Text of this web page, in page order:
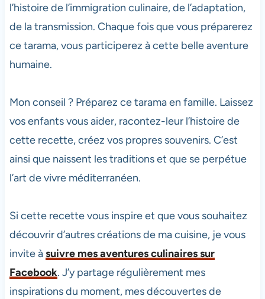
l’histoire de l’immigration culinaire, de l’adaptation,
de la transmission. Chaque fois que vous préparerez
ce tarama, vous participerez à cette belle aventure
humaine.
Mon conseil ? Préparez ce tarama en famille. Laissez
vos enfants vous aider, racontez-leur l’histoire de
cette recette, créez vos propres souvenirs. C’est
ainsi que naissent les traditions et que se perpétue
l’art de vivre méditerranéen.
Si cette recette vous inspire et que vous souhaitez
découvrir d’autres créations de ma cuisine, je vous
invite àsuivre mes aventures culinaires sur
Facebook. J’y partage régulièrement mes
inspirations du moment, mes découvertes de